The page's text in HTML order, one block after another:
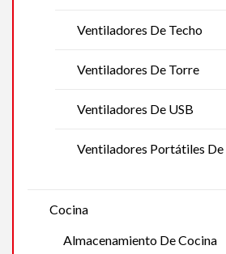
Ventiladores De Techo
Ventiladores De Torre
Ventiladores De USB
Ventiladores Portátiles
Cocina
Almacenamiento De Cocina